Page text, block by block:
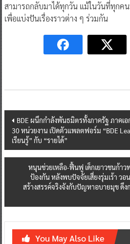
สามารถกลับมาได้ทุกวัน แม้ในวันที่ทุกค
เพื่อแบ่งปันเรื่องราวต่าง ๆ ร่วมกัน
Post
navigation
BDE ผนึกกำลังพันธมิตรทั้งภาครัฐ ภาคเ
30 หน่วยงาน เปิดตัวแพลตฟอร์ม “BDE
เรียนรู้” กับ “รายได้”
หนุนช่วยเหลือ-ฟื้นฟู เด็กเยาวชนก้าว
ป้องกัน หลังพบปัจจัยเสี่ยงรุ่มเร้า ว
สร้างสรรค์จริงจังกับปัญหาอบายมุข ดึง
You May Also Like